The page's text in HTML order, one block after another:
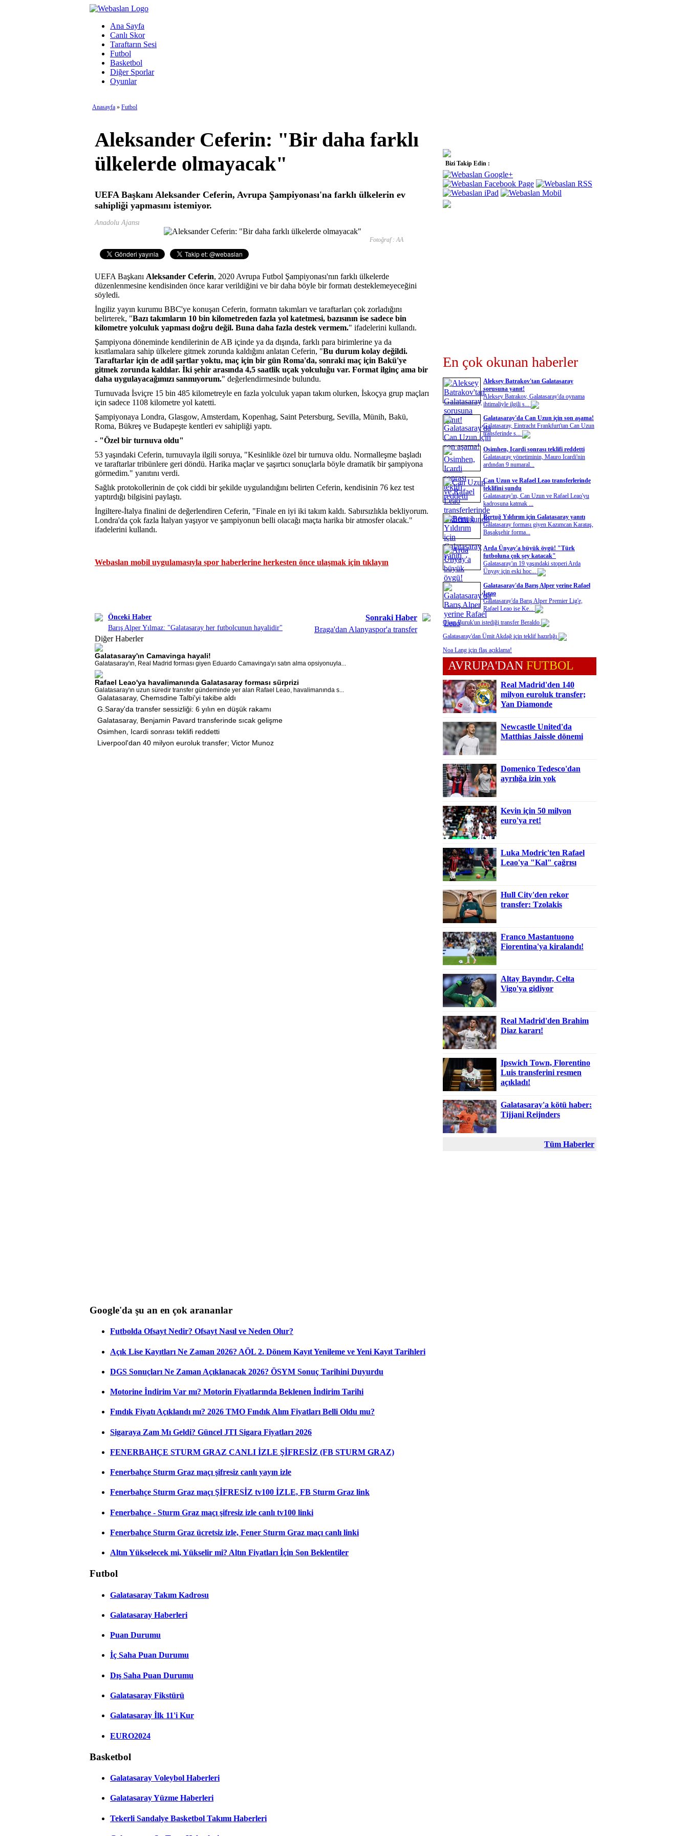
Ana Sayfa
Canlı Skor
Taraftarın Sesi
Futbol
Basketbol
Diğer Sporlar
Oyunlar
Anasayfa » Futbol
Aleksander Ceferin: "Bir daha farklı
ülkelerde olmayacak"
UEFA Başkanı Aleksander Ceferin, Avrupa Şampiyonası'na farklı ülkelerin ev
sahipliği yapmasını istemiyor.
Anadolu Ajansı
Fotoğraf : AA
UEFA Başkanı Aleksander Ceferin, 2020 Avrupa Futbol Şampiyonası'nın farklı ülkelerde
düzenlenmesine kendisinden önce karar verildiğini ve bir daha böyle bir formatı desteklemeyeceğini
söyledi.
İngiliz yayın kurumu BBC'ye konuşan Ceferin, formatın takımları ve taraftarları çok zorladığını
belirterek, "Bazı takımların 10 bin kilometreden fazla yol katetmesi, bazısının ise sadece bin
kilometre yolculuk yapması doğru değil. Buna daha fazla destek vermem." ifadelerini kullandı.
Şampiyona döneminde kendilerinin de AB içinde ya da dışında, farklı para birimlerine ya da
kısıtlamalara sahip ülkelere gitmek zorunda kaldığını anlatan Ceferin, "Bu durum kolay değildi.
Taraftarlar için de adil şartlar yoktu, maç için bir gün Roma'da, sonraki maç için Bakü'ye
gitmek zorunda kaldılar. İki şehir arasında 4,5 saatlik uçak yolculuğu var. Format ilginç ama bir
daha uygulayacağımızı sanmıyorum." değerlendirmesinde bulundu.
Turnuvada İsviçre 15 bin 485 kilometreyle en fazla yolculuk yapan takım olurken, İskoçya grup maçları
için sadece 1108 kilometre yol katetti.
Şampiyonaya Londra, Glasgow, Amsterdam, Kopenhag, Saint Petersburg, Sevilla, Münih, Bakü,
Roma, Bükreş ve Budapeşte kentleri ev sahipliği yaptı.
- "Özel bir turnuva oldu"
53 yaşındaki Ceferin, turnuvayla ilgili soruya, "Kesinlikle özel bir turnuva oldu. Normalleşme başladı
ve taraftarlar tribünlere geri döndü. Harika maçlar ve şaşırtıcı sonuçlarla böyle dramatik bir şampiyona
görmedim." yanıtını verdi.
Sağlık protokollerinin de çok ciddi bir şekilde uygulandığını belirten Ceferin, kendisinin 76 kez test
yaptırdığı bilgisini paylaştı.
İngiltere-İtalya finalini de değerlendiren Ceferin, "Finale en iyi iki takım kaldı. Sabırsızlıkla bekliyorum.
Londra'da çok fazla İtalyan yaşıyor ve şampiyonun belli olacağı maçta harika bir atmosfer olacak."
ifadelerini kullandı.
Webaslan mobil uygulamasıyla spor haberlerine herkesten önce ulaşmak için tıklayın
Önceki Haber
Barış Alper Yılmaz: "Galatasaray her futbolcunun hayalidir"
Sonraki Haber
Braga'dan Alanyaspor'a transfer
Diğer Haberler
Galatasaray'ın Camavinga hayali!
Galatasaray'ın, Real Madrid forması giyen Eduardo Camavinga'yı satın alma opsiyonuyla...
Rafael Leao'ya havalimanında Galatasaray forması sürprizi
Galatasaray'ın uzun süredir transfer gündeminde yer alan Rafael Leao, havalimanında s...
Galatasaray, Chemsdine Talbi'yi takibe aldı
G.Saray'da transfer sessizliği: 6 yılın en düşük rakamı
Galatasaray, Benjamin Pavard transferinde sıcak gelişme
Osimhen, Icardi sonrası teklifi reddetti
Liverpool'dan 40 milyon euroluk transfer; Victor Munoz
Bizi Takip Edin :
En çok okunan haberler
Aleksey Batrakov'tan Galatasaray
sorusuna yanıt!
Aleksey Batrakov, Galatasaray'da oynama
ihtimaliyle ilgili s...
Galatasaray'da Can Uzun için son aşama!
Galatasaray, Eintracht Frankfurt'tan Can Uzun
transferinde s...
Osimhen, Icardi sonrası teklifi reddetti
Galatasaray yönetiminin, Mauro Icardi'nin
ardından 9 numaral...
Can Uzun ve Rafael Leao transferlerinde
teklifini sundu
Galatasaray'ın, Can Uzun ve Rafael Leao'yu
kadrosuna katmak ...
Bertuğ Yıldırım için Galatasaray yanıtı
Galatasaray forması giyen Kazımcan Karataş,
Başakşehir forma...
Arda Ünyay'a büyük övgü! "Türk
futboluna çok şey katacak"
Galatasaray'ın 19 yaşındaki stoperi Arda
Ünyay için eski hoc...
Galatasaray'da Barış Alper yerine Rafael
Leao
Galatasaray'da Barış Alper Premier Lig'e,
Rafael Leao ise Ke...
Okan Buruk'un istediği transfer Beraldo
Galatasaray'dan Ümit Akdağ için teklif hazırlığı
Noa Lang için flaş açıklama!
AVRUPA'DAN FUTBOL
Real Madrid'den 140
milyon euroluk transfer;
Yan Diamonde
Newcastle United'da
Matthias Jaissle dönemi
Domenico Tedesco'dan
ayrılığa izin yok
Kevin için 50 milyon
euro'ya ret!
Luka Modric'ten Rafael
Leao'ya "Kal" çağrısı
Hull City'den rekor
transfer: Tzolakis
Franco Mastantuono
Fiorentina'ya kiralandı!
Altay Bayındır, Celta
Vigo'ya gidiyor
Real Madrid'den Brahim
Diaz kararı!
Ipswich Town, Florentino
Luis transferini resmen
açıkladı!
Galatasaray'a kötü haber:
Tijjani Reijnders
Tüm Haberler
Google'da şu an en çok arananlar
Futbolda Ofsayt Nedir? Ofsayt Nasıl ve Neden Olur?
Açık Lise Kayıtları Ne Zaman 2026? AÖL 2. Dönem Kayıt Yenileme ve Yeni Kayıt Tarihleri
DGS Sonuçları Ne Zaman Açıklanacak 2026? ÖSYM Sonuç Tarihini Duyurdu
Motorine İndirim Var mı? Motorin Fiyatlarında Beklenen İndirim Tarihi
Fındık Fiyatı Açıklandı mı? 2026 TMO Fındık Alım Fiyatları Belli Oldu mu?
Sigaraya Zam Mı Geldi? Güncel JTI Sigara Fiyatları 2026
FENERBAHÇE STURM GRAZ CANLI İZLE ŞİFRESİZ (FB STURM GRAZ)
Fenerbahçe Sturm Graz maçı şifresiz canlı yayın izle
Fenerbahçe Sturm Graz maçı ŞİFRESİZ tv100 İZLE, FB Sturm Graz link
Fenerbahçe - Sturm Graz maçı şifresiz izle canlı tv100 linki
Fenerbahçe Sturm Graz ücretsiz izle, Fener Sturm Graz maçı canlı linki
Altın Yükselecek mi, Yükselir mi? Altın Fiyatları İçin Son Beklentiler
Futbol
Galatasaray Takım Kadrosu
Galatasaray Haberleri
Puan Durumu
İç Saha Puan Durumu
Dış Saha Puan Durumu
Galatasaray Fikstürü
Galatasaray İlk 11'i Kur
EURO2024
Basketbol
Galatasaray Voleybol Haberleri
Galatasaray Yüzme Haberleri
Tekerli Sandalye Basketbol Takımı Haberleri